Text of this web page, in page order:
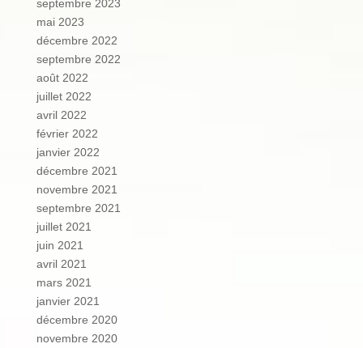
septembre 2023
mai 2023
décembre 2022
septembre 2022
août 2022
juillet 2022
avril 2022
février 2022
janvier 2022
décembre 2021
novembre 2021
septembre 2021
juillet 2021
juin 2021
avril 2021
mars 2021
janvier 2021
décembre 2020
novembre 2020